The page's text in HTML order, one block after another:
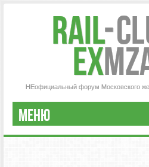
Rail-
ex
НЕофициальный форум Московского
МЕНЮ
РЕГИСТРАЦИЯ